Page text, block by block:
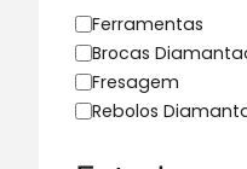
C
a
t
e
Ferramentas
Brocas
Fresagem
Rebolos